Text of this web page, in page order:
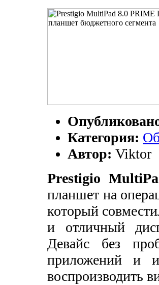
Категория:
Автор: Viktor
Prestigio
планшет на
который
и отличный
Девайс без
приложений и
воспроизводить